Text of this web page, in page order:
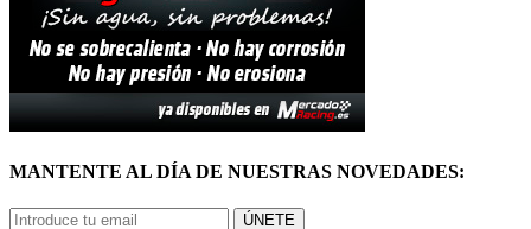
MANTENTE AL DÍA DE NUESTRAS NOVEDADES:
ÚNETE